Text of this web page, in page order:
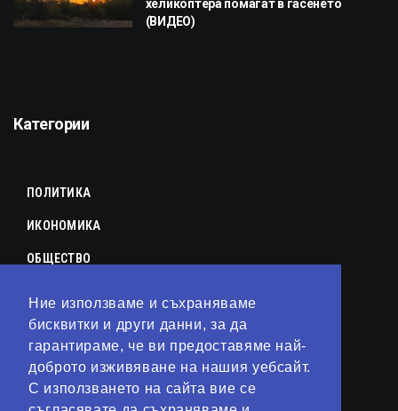
Ние използваме и съхраняваме
бисквитки и други данни, за да
гарантираме, че ви предоставяме най-
доброто изживяване на нашия уебсайт.
С използването на сайта вие се
хеликоптера помагат в гасенето
(ВИДЕО)
Категории
ПОЛИТИКА
ИКОНОМИКА
ОБЩЕСТВО
КУЛТУРА
ЛАЙФСТАЙЛ
ТЕХНОЛОГИИ